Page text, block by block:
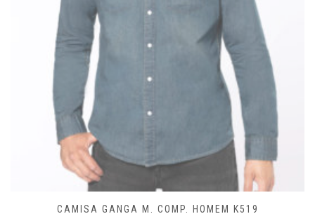
CAMISA GANGA M. COMP. HOMEM K519